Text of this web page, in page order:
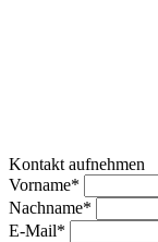
Kontakt aufnehmen
Vorname*
Nachname*
E-Mail*